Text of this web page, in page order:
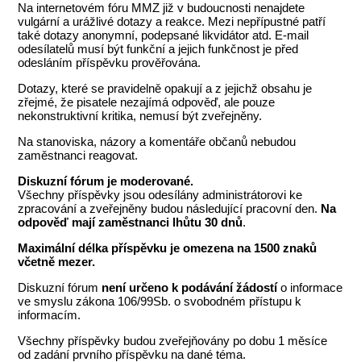
Na internetovém fóru MMZ již v budoucnosti nenajdete
vulgární a urážlivé dotazy a reakce. Mezi nepřípustné patří
také dotazy anonymní, podepsané likvidátor atd. E-mail
odesílatelů musí být funkční a jejich funkčnost je před
odesláním příspěvku prověřována.
Dotazy, které se pravidelně opakují a z jejichž obsahu je
zřejmé, že pisatele nezajímá odpověď, ale pouze
nekonstruktivní kritika, nemusí být zveřejněny.
Na stanoviska, názory a komentáře občanů nebudou
zaměstnanci reagovat.
Diskuzní fórum je moderované.
Všechny příspěvky jsou odesílány administrátorovi ke
zpracování a zveřejněny budou následující pracovní den. Na
odpověď mají zaměstnanci lhůtu 30 dnů.
Maximální délka příspěvku je omezena na 1500 znaků
včetně mezer.
Diskuzní fórum není určeno k podávání žádostío informace
ve smyslu zákona 106/99Sb. o svobodném přístupu k
informacím.
Všechny příspěvky budou zveřejňovány po dobu 1 měsíce
od zadání prvního příspěvku na dané téma.